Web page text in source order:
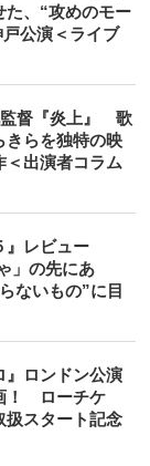
た、“攻めのモー
公演＜ライブ
監督『炎上』 歌
きらを独特の映
＜出演者コラム
』レビュー
」の先にあ
ないもの”に目
』ロンドン公演
！ ローチケ
扱スタート記念